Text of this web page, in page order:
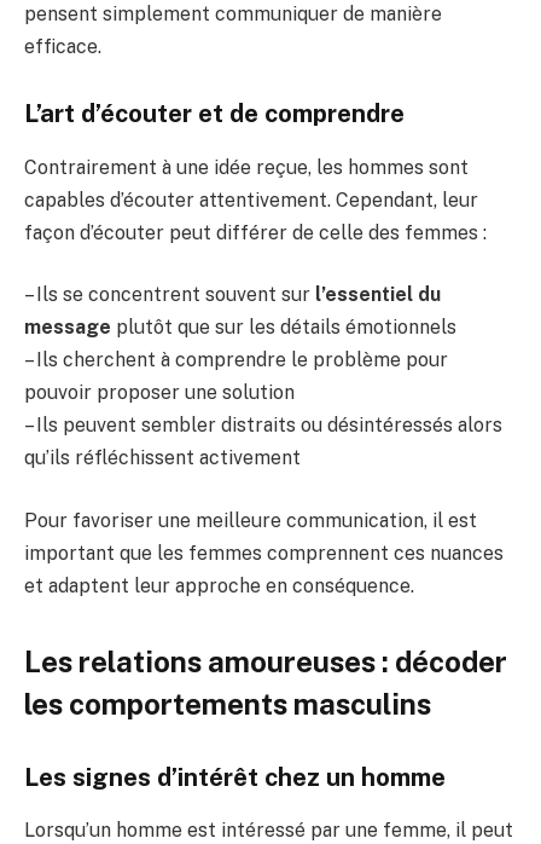
pensent simplement communiquer de manière
efficace.
L’art d’écouter et de comprendre
Contrairement à une idée reçue, les hommes sont
capables d’écouter attentivement. Cependant, leur
façon d’écouter peut différer de celle des femmes :
– Ils se concentrent souvent sur l’essentiel du
message plutôt que sur les détails émotionnels
– Ils cherchent à comprendre le problème pour
pouvoir proposer une solution
– Ils peuvent sembler distraits ou désintéressés alors
qu’ils réfléchissent activement
Pour favoriser une meilleure communication, il est
important que les femmes comprennent ces nuances
et adaptent leur approche en conséquence.
Les relations amoureuses : décoder
les comportements masculins
Les signes d’intérêt chez un homme
Lorsqu’un homme est intéressé par une femme, il peut